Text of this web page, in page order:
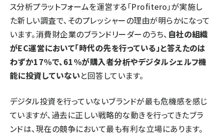
ス分析プラットフォームを運営する「Profitero」が実施し
た新しい調査で、そのプレッシャーの理由が明らかになって
います。消費財企業のブランドリーダーのうち、 自社の組織
がEC運営において「時代の先を行っている」と答えたのは
わずか17%で、61%が購入者分析やデジタルシェルフ機
能に投資していないと回答しています。
デジタル投資を行っていないブランドが最も危機感を感じ
ていますが、過去に正しい戦略的な動きを行ってきたブラ
ンドは、現在の競争において最も有利な立場にあります。